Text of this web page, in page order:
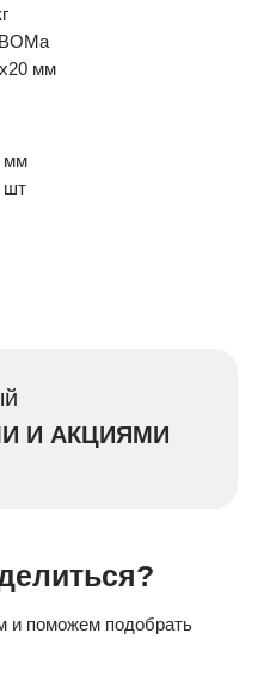
мм
мм
шт
И АКЦИЯМИ
и поможем подобрать